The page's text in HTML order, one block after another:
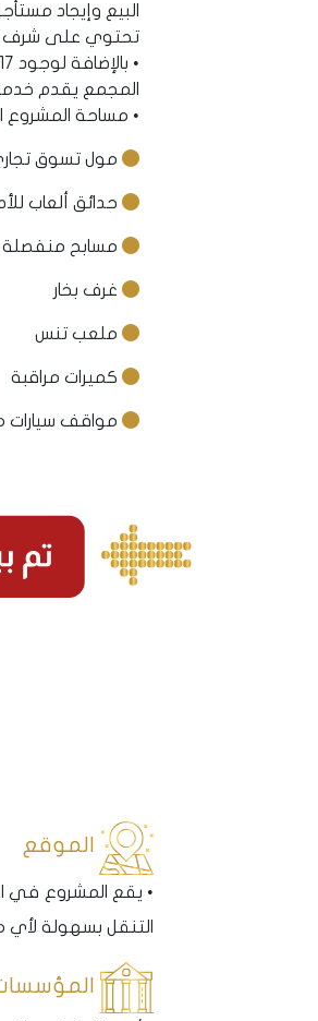
تحتوي على شرف
المجمع يقدم
• مساحة المشروع
مول تسوق
حدائق ألعاب
مسابح منفصلة
غرف بخار
ملعب تنس
كميرات مراقبة
مواقف سيارات
الموقع
التنقل بسهولة